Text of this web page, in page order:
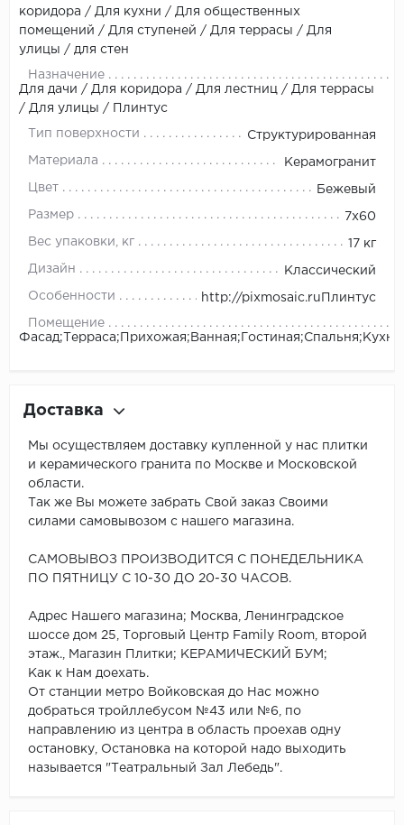
коридора / Для кухни / Для общественных
помещений / Для ступеней / Для террасы / Для
улицы / для стен
Назначение
Для дачи / Для коридора / Для лестниц / Для террасы
/ Для улицы / Плинтус
Тип поверхности Структурированная
Материала Керамогранит
Цвет Бежевый
Размер 7x60
Вес упаковки, кг 17 кг
Дизайн Классический
Особенности http://pixmosaic.ruПлинтус
Помещение
Фасад;Терраса;Прихожая;Ванная;Гостиная;Спальня;Кухня
Доставка
Мы осуществляем доставку купленной у нас плитки
и керамического гранита по Москве и Московской
области.
Так же Вы можете забрать Свой заказ Своими
силами самовывозом с нашего магазина.
САМОВЫВОЗ ПРОИЗВОДИТСЯ С ПОНЕДЕЛЬНИКА
ПО ПЯТНИЦУ С 10-30 ДО 20-30 ЧАСОВ.
Адрес Нашего магазина; Москва, Ленинградское
шоссе дом 25, Торговый Центр Family Room, второй
этаж., Магазин Плитки; КЕРАМИЧЕСКИЙ БУМ;
Как к Нам доехать.
От станции метро Войковская до Нас можно
добраться тройллебусом №43 или №6, по
направлению из центра в область проехав одну
остановку, Остановка на которой надо выходить
называется "Театральный Зал Лебедь".